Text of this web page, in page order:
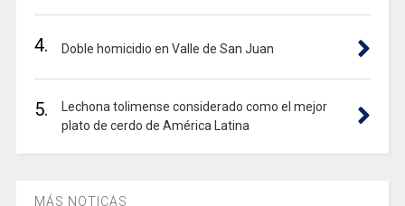
4. Doble homicidio en Valle de San Juan
5.
Lechona tolimense considerado como el mejor
plato de cerdo de América Latina
MÁS NOTICAS